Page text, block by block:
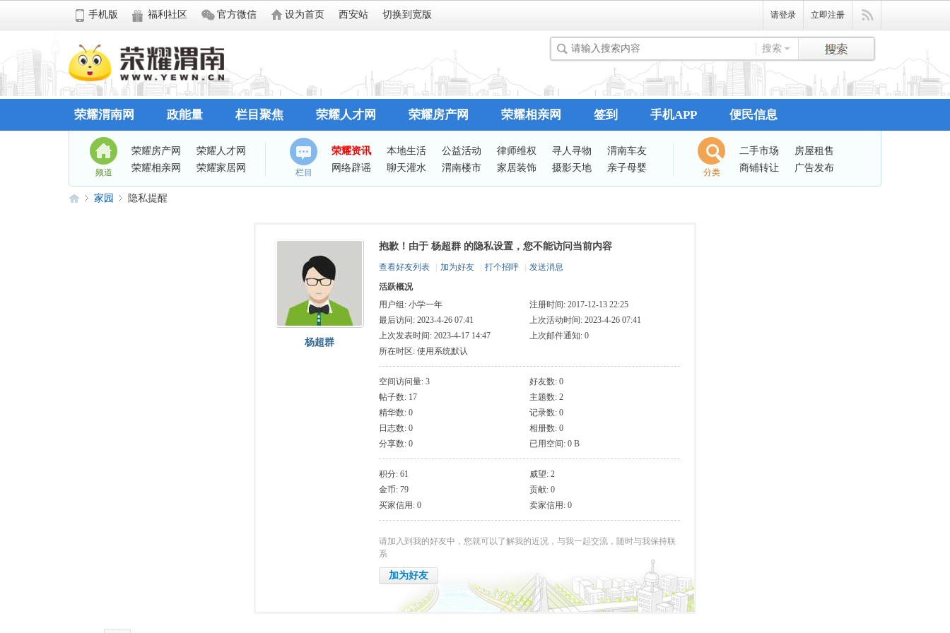
手机版 福利社区 官方微信 设为首页 西安站 切换到宽版 请登录 立即注册
搜索
荣耀渭南网 政能量 栏目聚焦 荣耀人才网 荣耀房产网 荣耀相亲网 签到 手机APP 便民信息
频道
荣耀房产网
荣耀人才网
荣耀相亲网
荣耀家居网 栏目
荣耀资讯 本地生活 公益活动 律师维权 寻人寻物
渭南车友
网络辟谣
聊天灌水 渭南楼市 家居装饰 摄影天地
亲子母婴
谈婚论嫁
志愿服务 有问必答 站务处理
分类
二手市场
房屋租售
商铺转让
广告发布
家园 隐私提醒
杨超群
抱歉！由于 杨超群 的隐私设置，您不能访问当前内容
查看好友列表 加为好友 打个招呼
发送消息
活跃概况
用户组: 小学一年
注册时间: 2017-12-13 22:25
最后访问: 2023-4-26 07:41
上次活动时间: 2023-4-26 07:41
上次发表时间: 2023-4-17 14:47
上次邮件通知: 0
所在时区: 使用系统默认
空间访问量: 3
好友数: 0
帖子数: 17
主题数: 2
精华数: 0
记录数: 0
日志数: 0
相册数: 0
分享数: 0
已用空间: 0 B
积分: 61
威望: 2
金币: 79
贡献: 0
买家信用: 0
卖家信用: 0
请加入到我的好友中，您就可以了解我的近况，与我一起交流，随时与我保持联
系
加为好友